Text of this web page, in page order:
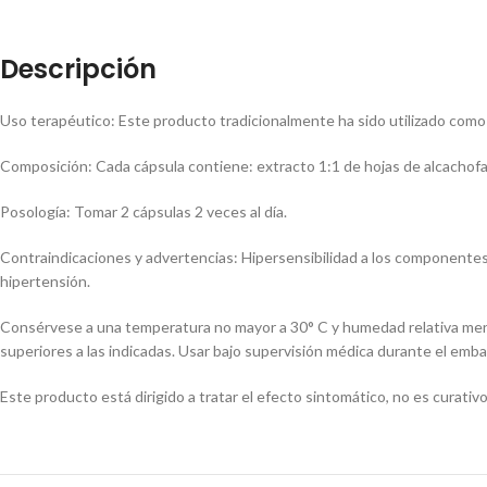
Descripción
Uso terapéutico: Este producto tradicionalmente ha sido utilizado
Composición: Cada cápsula contiene: extracto 1:1 de hojas de
Posología: Tomar 2 cápsulas 2 veces al día.
Contraindicaciones y advertencias: Hipersensibilidad a los
hipertensión.
Consérvese a una temperatura no mayor a 30° C y humedad relativa
superiores a las indicadas. Usar bajo supervisión médica durante el
Este producto está dirigido a tratar el efecto sintomático, no es